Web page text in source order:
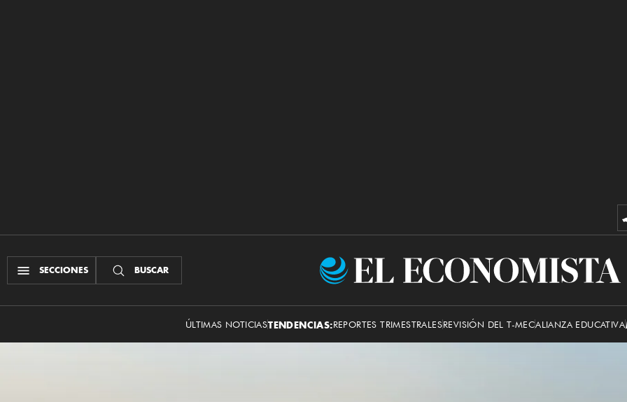
SECCIONES BUSCAR
El
ÚLTIMAS NOTICIASTENDENCIAS:REPORTES TRIMESTRALESREVISIÓN DEL T-MECALIANZA EDUCATIVA